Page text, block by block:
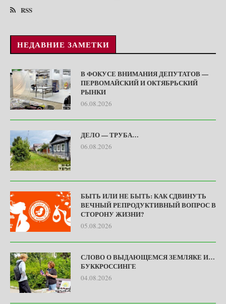
RSS
НЕДАВНИЕ ЗАМЕТКИ
В ФОКУСЕ ВНИМАНИЯ ДЕПУТАТОВ —
ПЕРВОМАЙСКИЙ И ОКТЯБРЬСКИЙ
РЫНКИ
06.08.2026
ДЕЛО — ТРУБА…
06.08.2026
БЫТЬ ИЛИ НЕ БЫТЬ: КАК СДВИНУТЬ
ВЕЧНЫЙ РЕПРОДУКТИВНЫЙ ВОПРОС В
СТОРОНУ ЖИЗНИ?
05.08.2026
СЛОВО О ВЫДАЮЩЕМСЯ ЗЕМЛЯКЕ И…
БУККРОССИНГЕ
04.08.2026